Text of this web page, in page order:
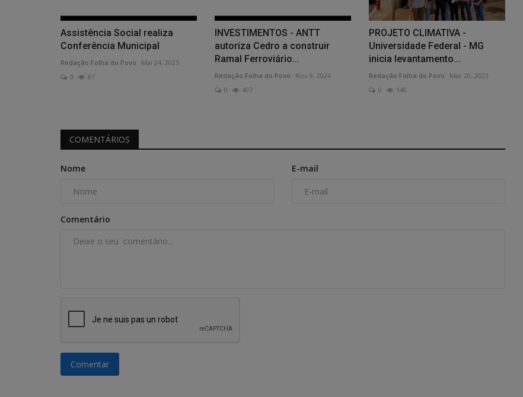
Assistência Social realiza
Conferência Municipal
Redação Folha do Povo
Mai 24, 2025
0
87
INVESTIMENTOS - ANTT
autoriza Cedro a construir
Ramal Ferroviário...
Redação Folha do Povo
Nov 8, 2024
0
407
PROJETO CLIMATIVA -
Universidade Federal - MG
inicia levantamento...
Redação Folha do Povo
Mar 20, 2023
0
140
COMENTÁRIOS
Nome E-mail
Comentário
Comentar